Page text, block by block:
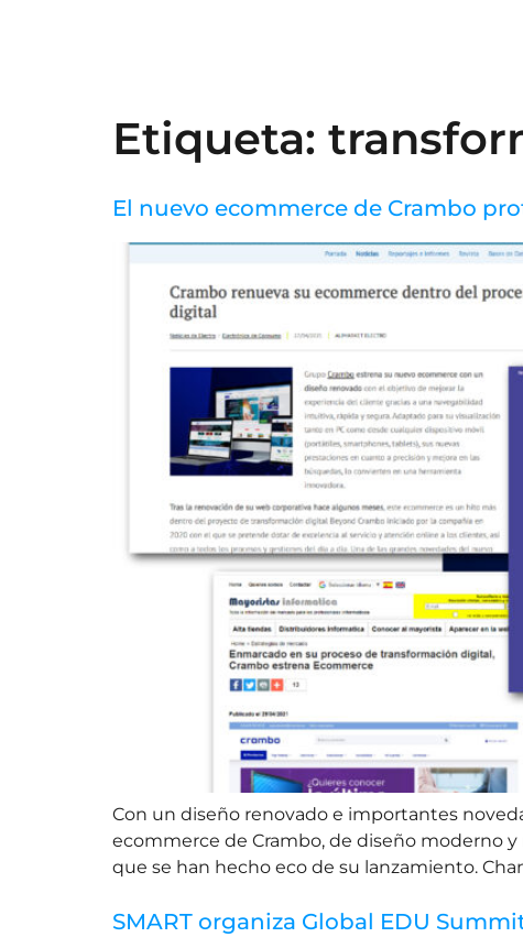
Etiqueta:
El nuevo ecommerce de Crambo
Con un diseño renovado e importantes
ecommerce de Crambo, de diseño moderno
que se han hecho eco de su lanzamiento.
SMART organiza Global EDU